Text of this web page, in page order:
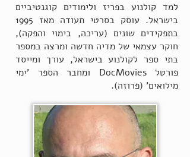
למד קולנוע בפריז ולימודים קוגנטיביים
בישראל. עוסק בסרטי תעודה מאז 1995
בתפקידים שונים (עריכה, בימוי והפקה),
חוקר עצמאי של מדיה חדשה ומרצה במספר
בתי ספר לקולנוע בישראל, עורך ומייסד
פורטל DocMovies ומחבר הספר 'ימי
מילואים' (פרוזה).